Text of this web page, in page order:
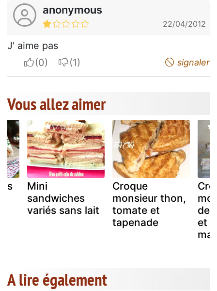
anonymous
22/04/2012
J' aime pas
I apreciateI do not appreciate signaler
Vous allez aimer
Mini
sandwiches
variés sans lait
Croque
monsieur thon,
tomate et
tapenade
et
A lire également